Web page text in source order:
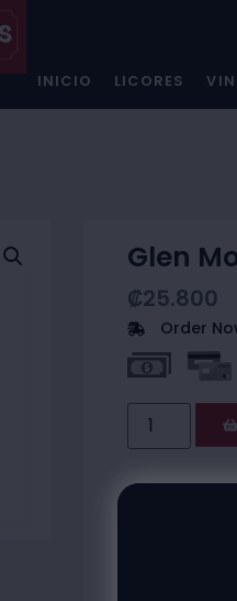
INICIO LICORES
Glen
₡25.800
Order